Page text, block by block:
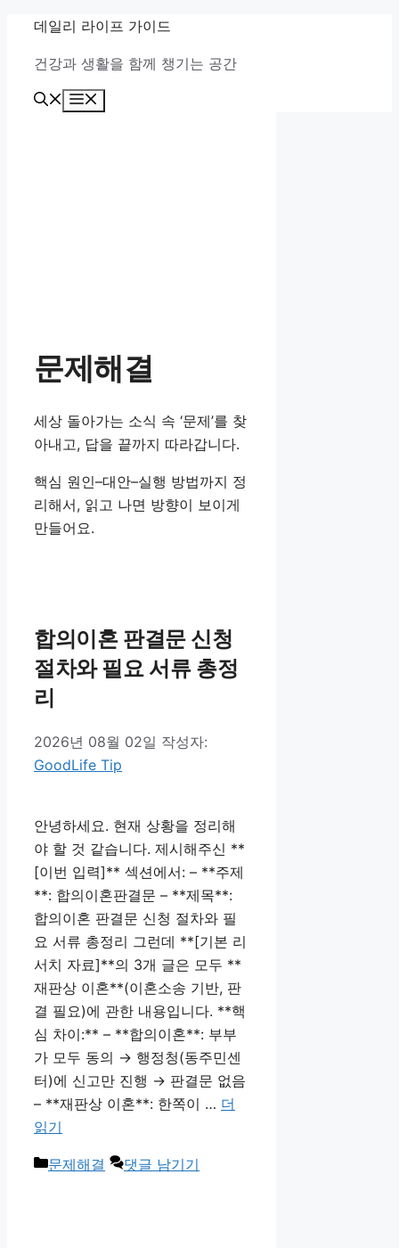
데일리 라이프 가이드
건강과 생활을 함께 챙기는 공간
문제해결
세상 돌아가는 소식 속 ‘문제’를 찾
아내고, 답을 끝까지 따라갑니다.
핵심 원인–대안–실행 방법까지 정
리해서, 읽고 나면 방향이 보이게
만들어요.
합의이혼 판결문 신청
절차와 필요 서류 총정
리
2026년 08월 02일 작성자:
GoodLife Tip
안녕하세요. 현재 상황을 정리해
야 할 것 같습니다. 제시해주신 **
[이번 입력]** 섹션에서: – **주제
**: 합의이혼판결문 – **제목**:
합의이혼 판결문 신청 절차와 필
요 서류 총정리 그런데 **[기본 리
서치 자료]**의 3개 글은 모두 **
재판상 이혼**(이혼소송 기반, 판
결 필요)에 관한 내용입니다. **핵
심 차이:** – **합의이혼**: 부부
가 모두 동의 → 행정청(동주민센
터)에 신고만 진행 → 판결문 없음
– **재판상 이혼**: 한쪽이 … 더
읽기
카
문제해결 댓글 남기기